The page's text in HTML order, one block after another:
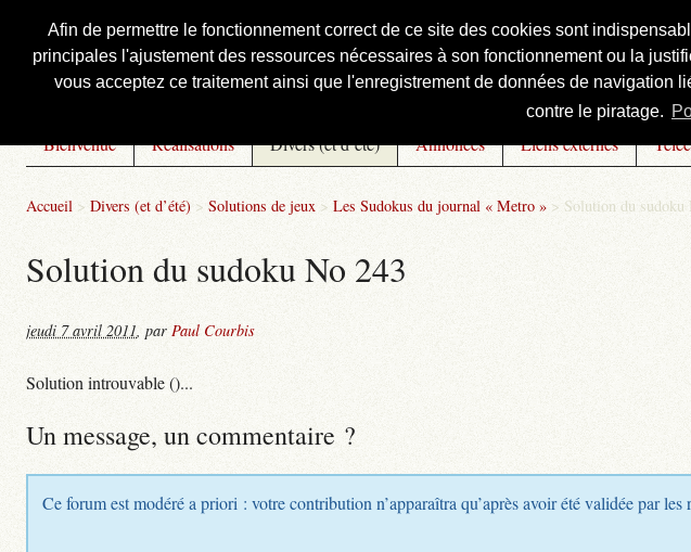
Afin de permettre le fonctionnement correct de ce site des cookies sont
principales l'ajustement des ressources nécessaires à son fonctionnement ou la
vous acceptez ce traitement ainsi que l'enregistrement de données de navigation
contre le piratage.
Courbis, « LE » Blog Officiel
Bienvenue Réalisations Divers (et d’été) Annonces Liens externes
Accueil > Divers (et d’été) > Solutions de jeux > Les Sudokus du journal « Metro » > Solution du sudoku
Solution du sudoku No 243
jeudi 7 avril 2011, par Paul Courbis
Solution introuvable ()...
Un message, un commentaire ?
Ce forum est modéré a priori : votre contribution n’apparaîtra qu’après avoir été validée par les